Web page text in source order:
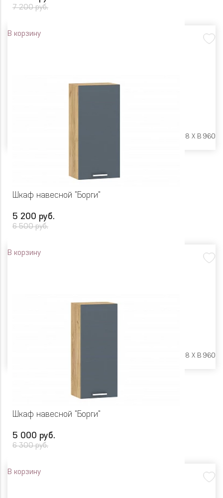
7 200 руб.
В корзину
Ш 500 X Г 318 X В 960
Шкаф навесной "Борги"
5 200 руб.
6 500 руб.
В корзину
Ш 450 X Г 318 X В 960
Шкаф навесной "Борги"
5 000 руб.
6 300 руб.
В корзину